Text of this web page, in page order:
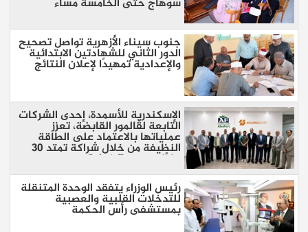
جنوب سيناء الأزهرية تواصل تصحيح
الدور الثاني للشهادتين الابتدائية
والإعدادية تمهيدًا لإعلان النتائج
الإسكندرية للأسمدة، إحدى الشركات
التابعة لڤالمور القابضة، تعزز
عملياتها بالاعتماد على الطاقة
النظيفة من خلال شراكة تمتد 30
عامًا مع SolarizEgypt
رئيس الوزراء يتفقد الوحدة المتنقلة
للتدخلات القلبية والعصبية
بمستشفى رأس الحكمة